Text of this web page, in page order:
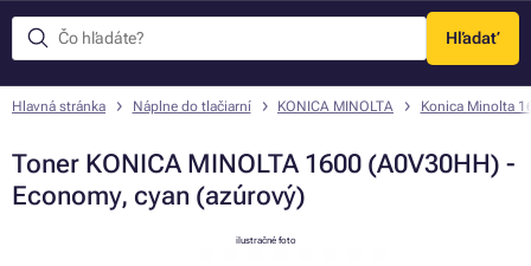
Hľadať
Menu
Hlavná stránka Náplne do tlačiarní KONICA MINOLTA Konica Minolta
Toner KONICA MINOLTA 1600 (A0V30HH) -
Economy, cyan (azúrový)
ilustračné foto